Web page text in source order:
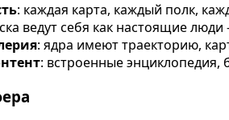
: каждая карта, каждый полк,
ведут себя как настоящие
: ядра имеют траекторию,
: встроенные энциклопедия,